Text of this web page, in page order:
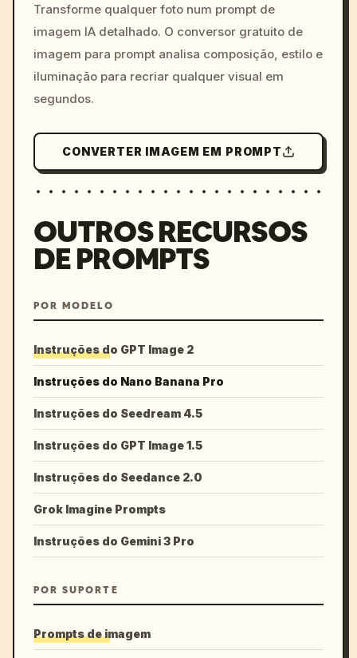
colors, 8k --v 6.0
Transforme qualquer foto num prompt de
imagem IA detalhado. O conversor gratuito de
imagem para prompt analisa composição, estilo e
iluminação para recriar qualquer visual em
segundos.
CONVERTER IMAGEM EM PROMPT
OUTROS RECURSOS
DE PROMPTS
POR MODELO
Instruções do GPT Image 2
Instruções do Nano Banana Pro
Instruções do Seedream 4.5
Instruções do GPT Image 1.5
Instruções do Seedance 2.0
Grok Imagine Prompts
Instruções do Gemini 3 Pro
POR SUPORTE
Prompts de imagem